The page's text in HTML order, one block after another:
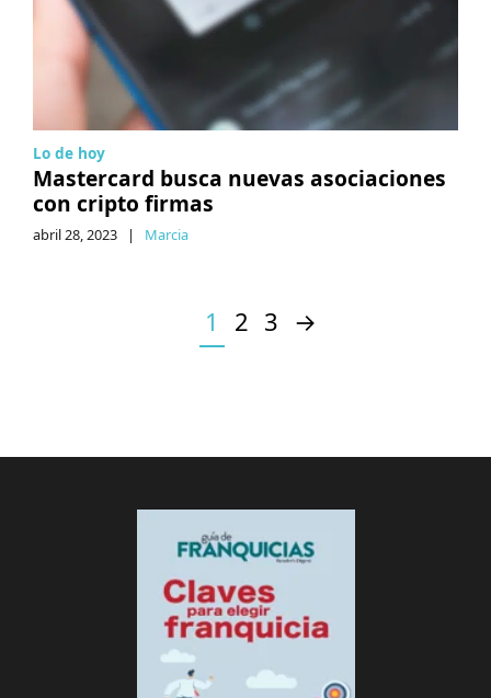
Lo de hoy
Mastercard busca nuevas asociaciones
con cripto firmas
abril 28, 2023 | Marcia
1 2 3 →